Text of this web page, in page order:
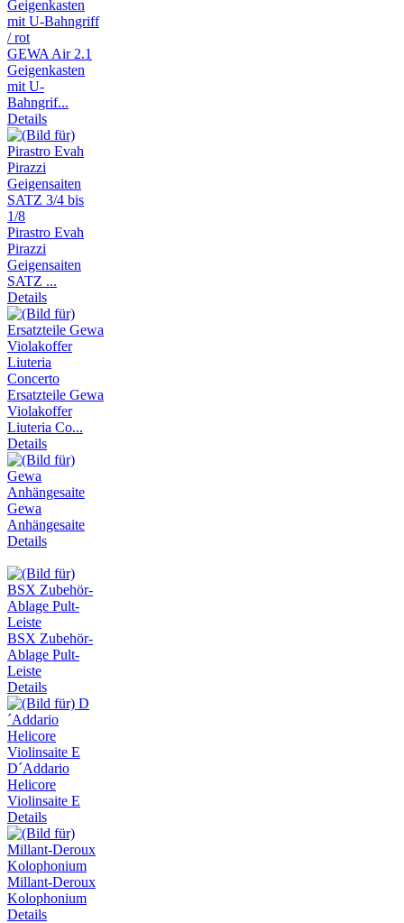
GEWA Air 2.1
Geigenkasten
mit U-
Bahngrif...
Details
Pirastro Evah
Pirazzi
Geigensaiten
SATZ ...
Details
Ersatzteile Gewa
Violakoffer
Liuteria Co...
Details
Gewa
Anhängesaite
Details
BSX Zubehör-
Ablage Pult-
Leiste
Details
D´Addario
Helicore
Violinsaite E
Details
Millant-Deroux
Kolophonium
Details